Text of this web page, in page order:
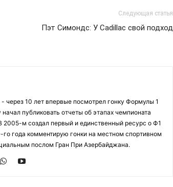
Следующая статья
Пэт Симондс: У Cadillac свой подход
через 10 лет впервые посмотрел гонку Формулы 1
публиковать отчеты об этапах чемпионата
2005-м создал первый и единственный ресурс о Ф1
года комментирую гонки на местном спортивном
послом Гран При Азербайджана.